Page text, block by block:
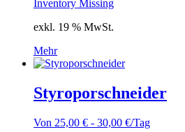
Inventory Missing
exkl. 19 % MwSt.
Mehr
Styroporschneider
Von 25,00 € - 30,00 €/Tag